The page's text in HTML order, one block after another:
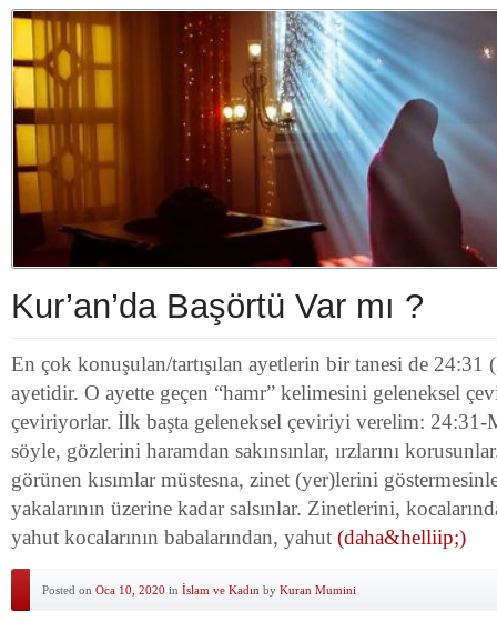
Kur’an’da Başörtü Var mı ?
En çok konuşulan/tartışılan ayetlerin bir tanesi de 24:31
ayetidir. O ayette geçen “hamr” kelimesini geleneksel
çeviriyorlar. İlk başta geleneksel çeviriyi verelim: 24:31-
söyle, gözlerini haramdan sakınsınlar, ırzlarını
görünen kısımlar müstesna, zinet (yer)lerini
yakalarının üzerine kadar salsınlar. Zinetlerini,
yahut kocalarının babalarından, yahut (daha&helliip;)
Posted on Oca 10, 2020 in İslam ve Kadın by Kuran Mumini